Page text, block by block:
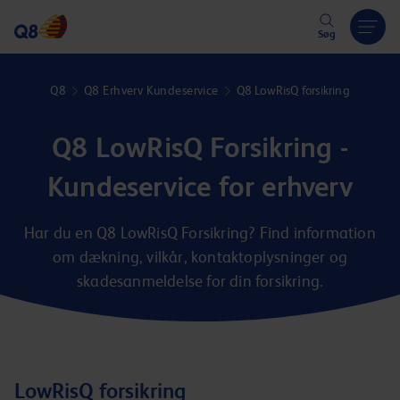
Søg
Q8 Q8 Erhverv Kundeservice Q8 LowRisQ forsikring
Q8 LowRisQ Forsikring -
Kundeservice for erhverv
Har du en Q8 LowRisQ Forsikring? Find information
om dækning, vilkår, kontaktoplysninger og
skadesanmeldelse for din forsikring.
LowRisQ forsikring